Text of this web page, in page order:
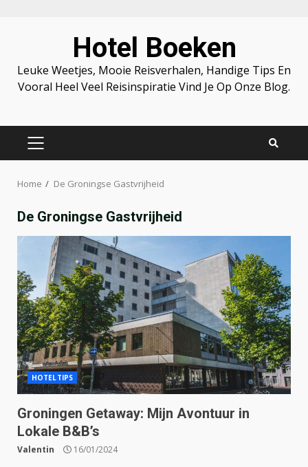
Hotel Boeken
Leuke Weetjes, Mooie Reisverhalen, Handige Tips En
Vooral Heel Veel Reisinspiratie Vind Je Op Onze Blog.
PRIMARY
Home De Groningse Gastvrijheid
De Groningse Gastvrijheid
HOTELTIPS
Groningen Getaway: Mijn Avontuur in
Lokale B&B’s
Valentin 16/01/2024